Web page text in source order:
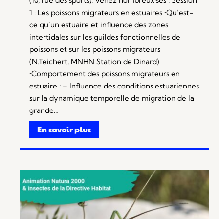
1 : Les poissons migrateurs en estuaires •Qu’est-
ce qu’un estuaire et influence des zones
intertidales sur les guildes fonctionnelles de
poissons et sur les poissons migrateurs
(N.Teichert, MNHN Station de Dinard)
•Comportement des poissons migrateurs en
estuaire : – Influence des conditions estuariennes
sur la dynamique temporelle de migration de la
grande…
En savoir plus